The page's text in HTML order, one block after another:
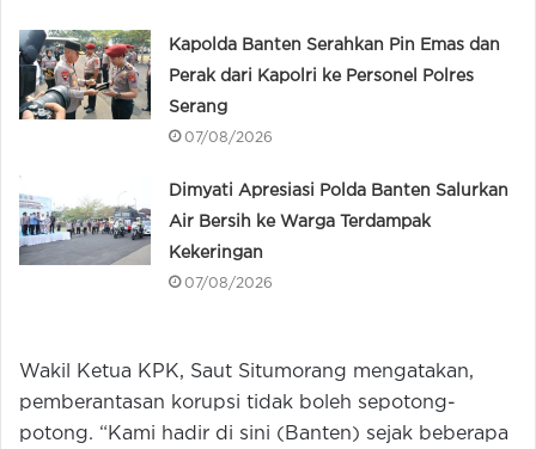
Kapolda Banten Serahkan Pin Emas dan
Perak dari Kapolri ke Personel Polres
Serang
07/08/2026
Dimyati Apresiasi Polda Banten Salurkan
Air Bersih ke Warga Terdampak
Kekeringan
07/08/2026
Wakil Ketua KPK, Saut Situmorang mengatakan,
pemberantasan korupsi tidak boleh sepotong-
potong. “Kami hadir di sini (Banten) sejak beberapa